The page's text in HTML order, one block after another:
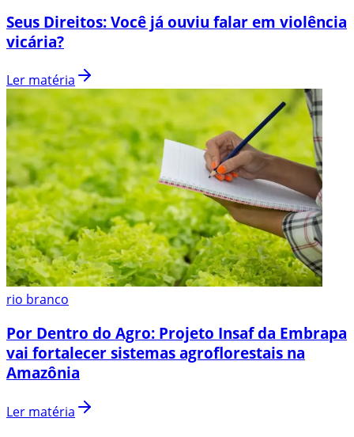
Seus Direitos: Você já ouviu falar em violência
vicária?
Ler matéria
rio branco
Por Dentro do Agro: Projeto Insaf da Embrapa
vai fortalecer sistemas agroflorestais na
Amazônia
Ler matéria